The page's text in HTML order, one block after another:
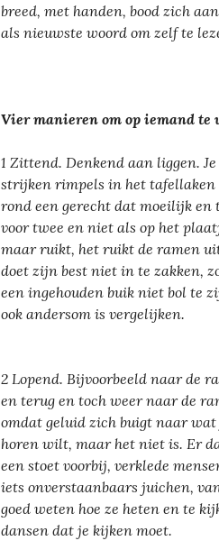
breed, met handen, bood zich aan
als nieuwste woord om zelf te
Vier manieren om op iemand te
1 Zittend. Denkend aan liggen.
strijken rimpels in het tafellaken
rond een gerecht dat moeilijk en
voor twee en niet als op het
maar ruikt, het ruikt de ramen
doet zijn best niet in te zakken,
een ingehouden buik niet bol te
ook andersom is vergelijken.
2 Lopend. Bijvoorbeeld naar de
en terug en toch weer naar de
omdat geluid zich buigt naar wat
horen wilt, maar het niet is. Er
een stoet voorbij, verklede
iets onverstaanbaars juichen,
goed weten hoe ze heten en te
dansen dat je kijken moet.